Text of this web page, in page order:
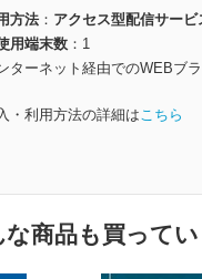
方法
アクセス型配信サービ
用端末数
1
ターネット経由でのWEBブ
・利用方法の詳細はこちら
商品も買ってい